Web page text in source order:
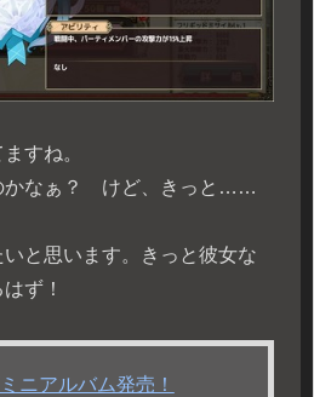
すね。
かなぁ？ けど、きっと……
と思います。きっと彼女な
ず！
ニアルバム発売！